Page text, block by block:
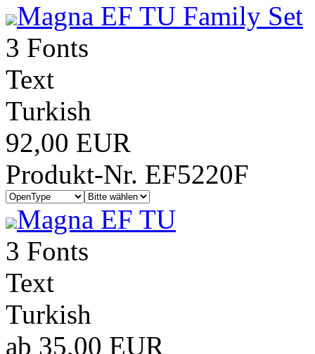
Magna EF TU Family Set
3 Fonts
Text
Turkish
92,00 EUR
Produkt-Nr. EF5220F
Magna EF TU
3 Fonts
Text
Turkish
ab 35,00 EUR